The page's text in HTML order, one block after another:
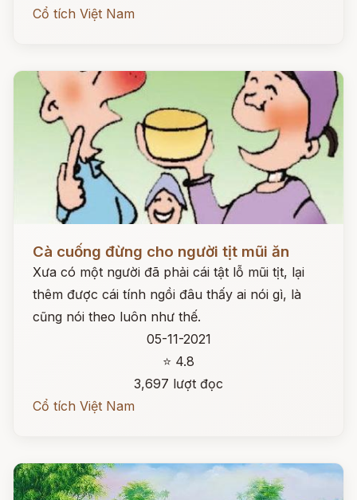
Cổ tích Việt Nam
Cà cuống đừng cho người tịt mũi ăn
Xưa có một người đã phải cái tật lỗ mũi tịt, lại
thêm được cái tính ngồi đâu thấy ai nói gì, là
cũng nói theo luôn như thế.
05-11-2021
⭐ 4.8
3,697 lượt đọc
Cổ tích Việt Nam